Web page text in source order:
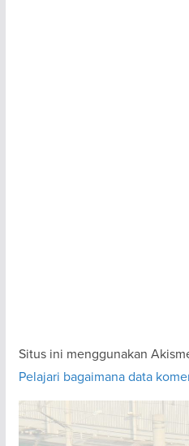
Situs ini menggunakan
Pelajari bagaimana data